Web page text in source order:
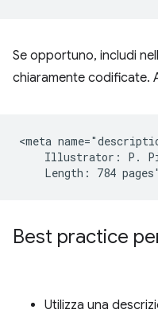
Se opportuno, includi
chiaramente codificate.
<meta
Illustrator: P.
Best practice
Utilizza una